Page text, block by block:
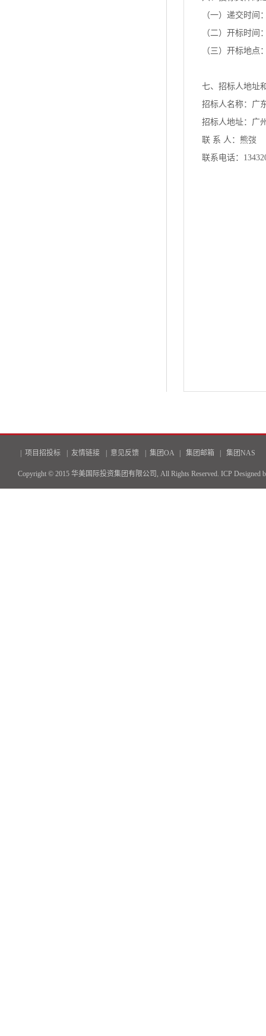
（一）递交时间
（二）开标时间
（三）开标地点
七、招标人地址
招标人名称：广
招标人地址：广
联 系 人：熊弢
联系电话：
项目招投标 友情链接 意见反馈 集团OA| 集团邮箱 集团NAS
Copyright © 2015 华美国际投资集团有限公司, All Rights Reserved. ICP Designed